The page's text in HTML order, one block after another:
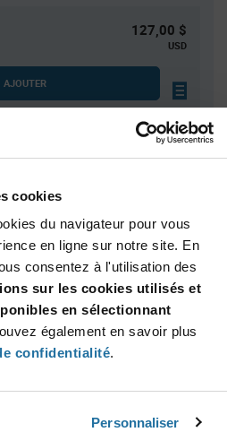
cookies
du navigateur pour vous
en ligne sur notre site. En
consentez à l'utilisation des
sur les cookies utilisés et
en sélectionnant
également en savoir plus
confidentialité.
Personnaliser
127,00 $
USD
AJOUTER
$1.27
$1.26
$1.25
$1.24
$1.23